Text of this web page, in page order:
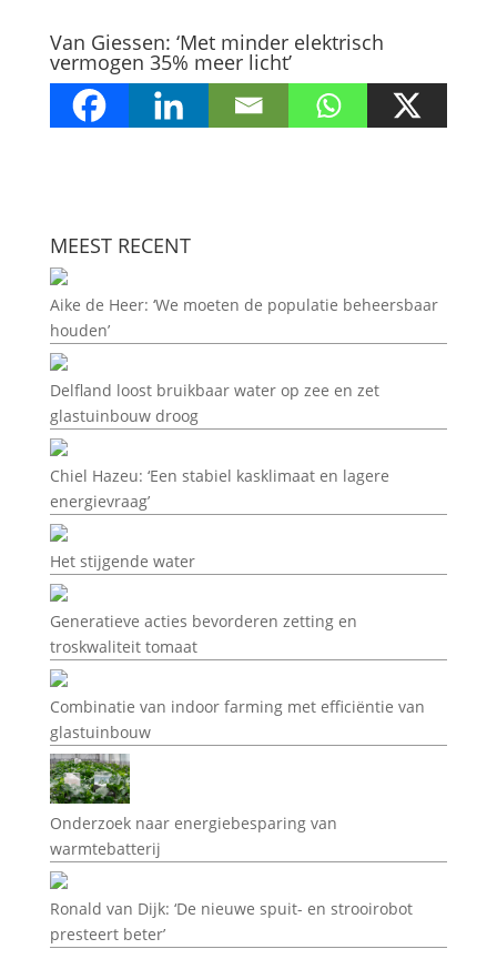
Van Giessen: ‘Met minder elektrisch
vermogen 35% meer licht’
MEEST RECENT
Aike de Heer: ‘We moeten de populatie beheersbaar
houden’
Delfland loost bruikbaar water op zee en zet
glastuinbouw droog
Chiel Hazeu: ‘Een stabiel kasklimaat en lagere
energievraag’
Het stijgende water
Generatieve acties bevorderen zetting en
troskwaliteit tomaat
Combinatie van indoor farming met efficiëntie van
glastuinbouw
Onderzoek naar energiebesparing van
warmtebatterij
Ronald van Dijk: ‘De nieuwe spuit- en strooirobot
presteert beter’